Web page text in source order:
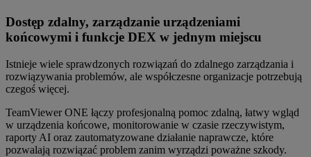
Dostęp zdalny, zarządzanie urządzeniami
końcowymi i funkcje DEX w jednym miejscu
Istnieje wiele sprawdzonych rozwiązań do zdalnego zarządzania i
rozwiązywania problemów, ale współczesne organizacje potrzebują
czegoś więcej.
TeamViewer ONE łączy profesjonalną pomoc zdalną, łatwy wgląd
w urządzenia końcowe, monitorowanie w czasie rzeczywistym,
raporty AI oraz zautomatyzowane działanie naprawcze, które
pozwalają rozwiązać problem zanim wyrządzi poważne szkody.